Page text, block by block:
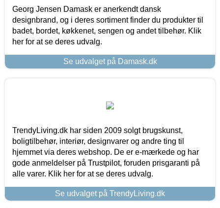
Georg Jensen Damask er anerkendt dansk
designbrand, og i deres sortiment finder du produkter til
badet, bordet, køkkenet, sengen og andet tilbehør. Klik
her for at se deres udvalg.
Se udvalget på Damask.dk
TrendyLiving.dk har siden 2009 solgt brugskunst,
boligtilbehør, interiør, designvarer og andre ting til
hjemmet via deres webshop. De er e-mærkede og har
gode anmeldelser på Trustpilot, foruden prisgaranti på
alle varer. Klik her for at se deres udvalg.
Se udvalget på TrendyLiving.dk